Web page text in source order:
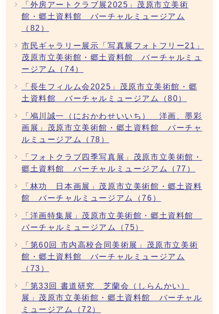
「外房アートクラブ展2025」茂原市立美術
館・郷土資料館 バーチャルミュージアム
（82）
市民ギャラリー展示「写真展フォトフリー21」
茂原市立美術館・郷土資料館 バーチャルミュ
ージアム（74）
「長生フィルム会2025」茂原市立美術館・郷
土資料館 バーチャルミュージアム（80）
「鳰川誠一（におかわせいいち） 洋画、墨彩
画展」茂原市立美術館・郷土資料館 バーチャ
ルミュージアム（78）
「フォトクラブ四季写真展」茂原市立美術館・
郷土資料館 バーチャルミュージアム（77）
「林功 日本画展」茂原市立美術館・郷土資料
館 バーチャルミュージアム（76）
「洋画特集展」茂原市立美術館・郷土資料館
バーチャルミュージアム（75）
「第60回 市内高校合同美術展」茂原市立美術
館・郷土資料館 バーチャルミュージアム
（73）
「第33回 書道研究 芝蘭会（しらんかい）
展」茂原市立美術館・郷土資料館 バーチャル
ミュージアム（72）